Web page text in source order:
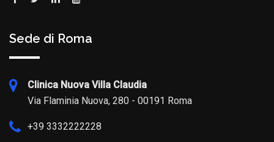
Sede di Roma
Clinica Nuova Villa Claudia
Via Flaminia Nuova, 280 - 00191 Roma
+39 3332222228